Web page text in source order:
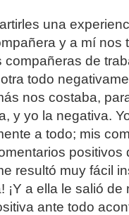
una
y a mí nos
compañeras de
todo
nos costaba,
y yo la negativa.
a todo; mis
positivos
resultó muy fácil
¡Y a ella le salió
ante todo